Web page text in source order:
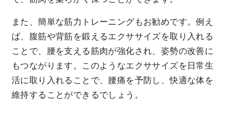
また、簡単な筋力トレーニングもお勧めです。例え
ば、腹筋や背筋を鍛えるエクササイズを取り入れる
ことで、腰を支える筋肉が強化され、姿勢の改善に
もつながります。このようなエクササイズを日常生
活に取り入れることで、腰痛を予防し、快適な体を
維持することができるでしょう。